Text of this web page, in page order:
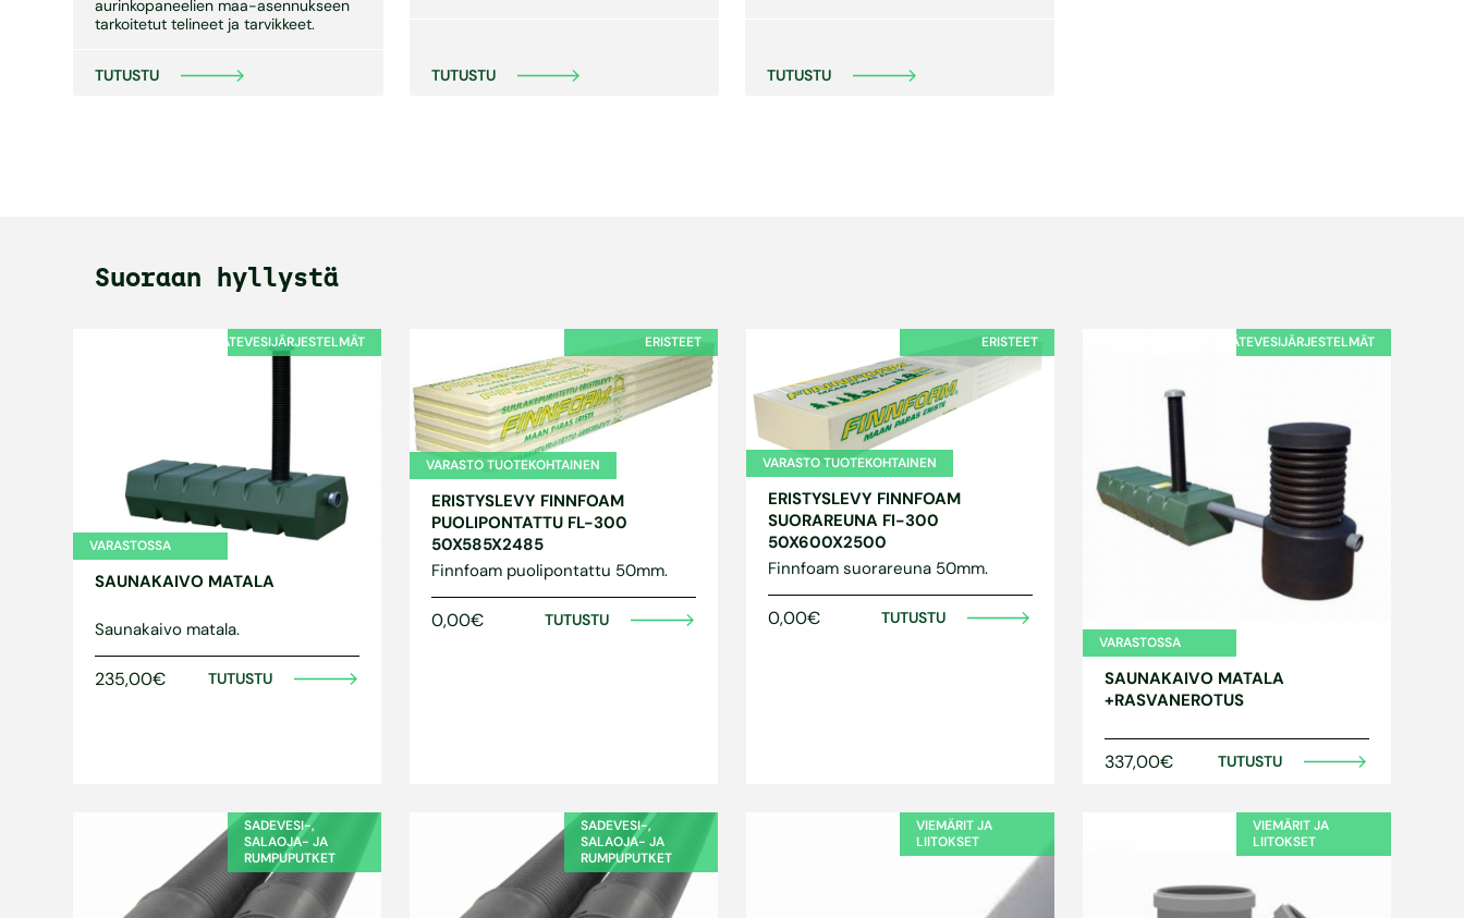
aurinkopaneelien maa-asennukseen
tarkoitetut telineet ja tarvikkeet.
TUTUSTU TUTUSTU TUTUSTU
Suoraan hyllystä
JÄTEVESIJÄRJESTELMÄT
VARASTOSSA
SAUNAKAIVO MATALA
Saunakaivo matala.
235,00€ TUTUSTU
ERISTEET
VARASTO TUOTEKOHTAINEN
ERISTYSLEVY FINNFOAM
PUOLIPONTATTU FL-300
50X585X2485
Finnfoam puolipontattu 50mm.
0,00€ TUTUSTU
ERISTEET
VARASTO TUOTEKOHTAINEN
ERISTYSLEVY FINNFOAM
SUORAREUNA FI-300
50X600X2500
Finnfoam suorareuna 50mm.
0,00€ TUTUSTU
JÄTEVESIJÄRJESTELMÄT
VARASTOSSA
SAUNAKAIVO MATALA
+RASVANEROTUS
337,00€ TUTUSTU
SADEVESI-,
SALAOJA- JA
RUMPUPUTKET
SADEVESI-,
SALAOJA- JA
RUMPUPUTKET
VIEMÄRIT JA
LIITOKSET
VIEMÄRIT JA
LIITOKSET